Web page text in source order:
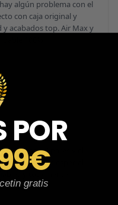
algún problema con el
con caja original y
y acabados top. Air Max y
100%.
comprado 5 pares y el
de tallaje especial
POR
gratis